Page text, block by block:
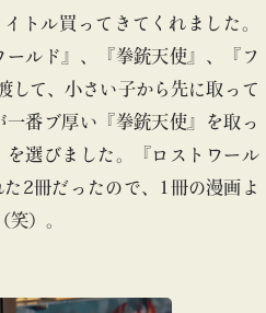
トル買ってきてくれました。
ールド』、『拳銃天使』、『フ
して、小さい子から先に取って
番ブ厚い『拳銃天使』を取っ
選びました。『ロストワール
2冊だったので、1冊の漫画よ
笑）。